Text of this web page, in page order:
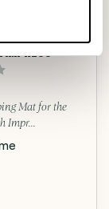
MAT FOR
IMPRESS
Mat for the
Impr...